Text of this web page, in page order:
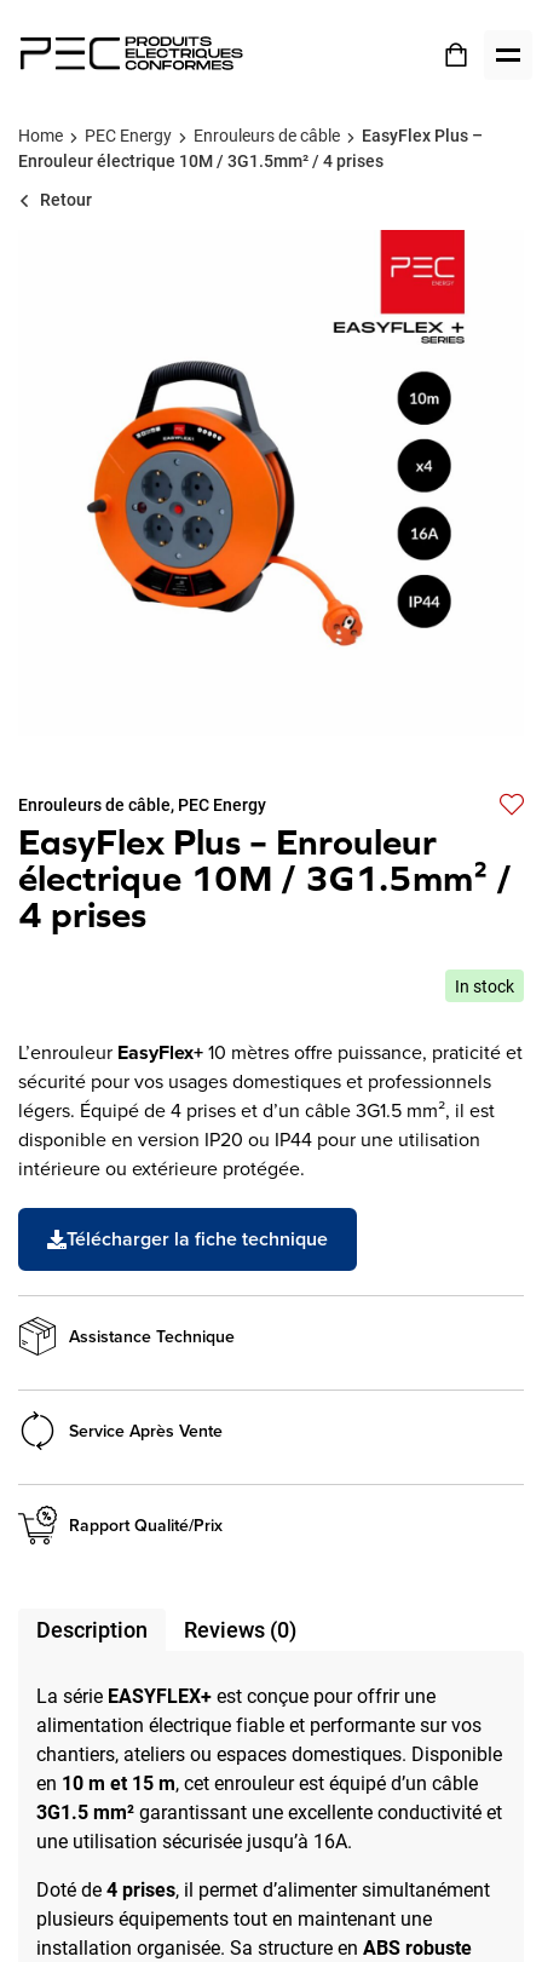
Home PEC Energy Enrouleurs de câble
EasyFlex Plus –
Enrouleur électrique 10M / 3G1.5mm² / 4 prises
Retour
Enrouleurs de câble, PEC Energy
EasyFlex Plus – Enrouleur
électrique 10M / 3G1.5mm² /
4 prises
In stock
L’enrouleur EasyFlex+ 10 mètres offre puissance, praticité et
sécurité pour vos usages domestiques et professionnels
légers. Équipé de 4 prises et d’un câble 3G1.5 mm², il est
disponible en version IP20 ou IP44 pour une utilisation
intérieure ou extérieure protégée.
Télécharger la fiche technique
Assistance Technique
Service Après Vente
Rapport Qualité/Prix
Description Reviews (0)
La série EASYFLEX+est conçue pour offrir une
alimentation électrique fiable et performante sur vos
chantiers, ateliers ou espaces domestiques. Disponible
en 10 m et 15 m, cet enrouleur est équipé d’un câble
3G1.5 mm²garantissant une excellente conductivité et
une utilisation sécurisée jusqu’à 16A.
Doté de4 prises, il permet d’alimenter simultanément
plusieurs équipements tout en maintenant une
installation organisée. Sa structure en ABS robuste